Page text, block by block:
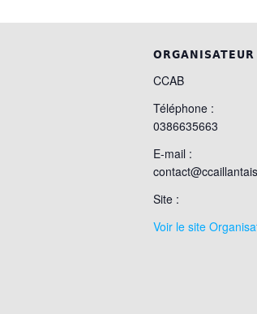
ORGANISATEUR
CCAB
Téléphone :
0386635663
E-mail :
Site :
Voir le site